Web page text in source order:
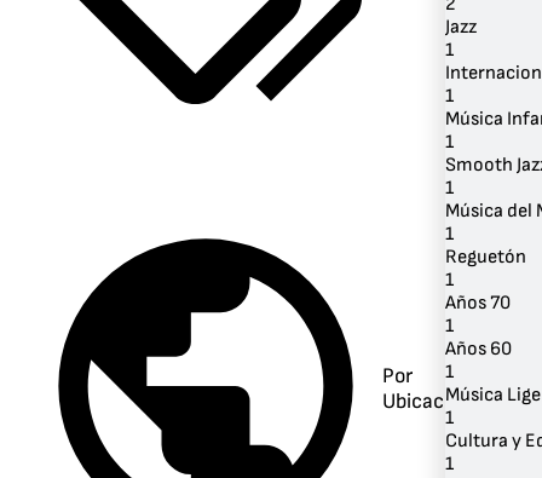
Por
Ubicación
2
Jazz
1
1
Música
1
Smooth
1
Música del
1
Reguetón
1
Años 70
1
Años 60
1
Música
1
Cultura y
1